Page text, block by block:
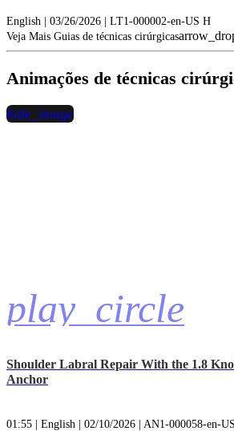
English | 03/26/2026 | LT1-000002-en-US H
Veja Mais Guias de técnicas cirúrgicas
Animações de técnicas
play_circle
hide_image
Shoulder Labral Repair With the 1.8
Anchor
01:55 | English | 02/10/2026 | AN1-000058-en-